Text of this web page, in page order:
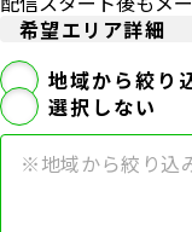
希望エリア詳細
地域から絞り
選択しない